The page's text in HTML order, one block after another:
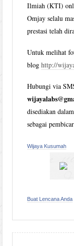
Ilmiah (KTI)
Omjay selalu
prestasi telah
Untuk melihat
bloghttp://
Hubungi via
disediakan
sebagai
Wijaya Kusumah
Buat Lencana Anda